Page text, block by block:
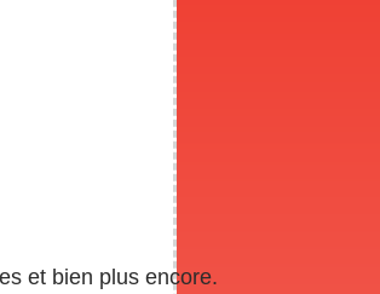
et bien plus encore.